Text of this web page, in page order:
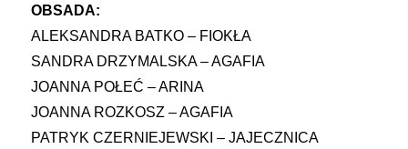
OBSADA:
ALEKSANDRA BATKO – FIOKŁA
SANDRA DRZYMALSKA – AGAFIA
JOANNA POŁEĆ – ARINA
JOANNA ROZKOSZ – AGAFIA
PATRYK CZERNIEJEWSKI – JAJECZNICA